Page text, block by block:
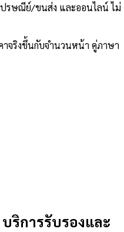
รษณีย์/ขนส่ง และออนไลน์ ไม่
าจริงขึ้นกับจำนวนหน้า คู่ภาษา
บริการรับรองและ